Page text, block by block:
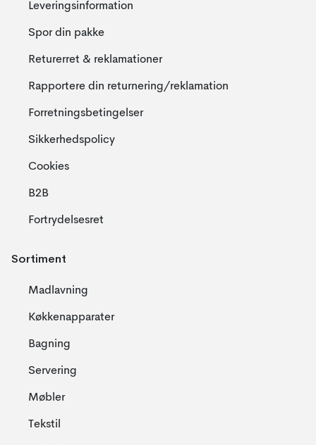
Leveringsinformation
Spor din pakke
Returerret & reklamationer
Rapportere din returnering/reklamation
Forretningsbetingelser
Sikkerhedspolicy
Cookies
B2B
Fortrydelsesret
Sortiment
Madlavning
Køkkenapparater
Bagning
Servering
Møbler
Tekstil